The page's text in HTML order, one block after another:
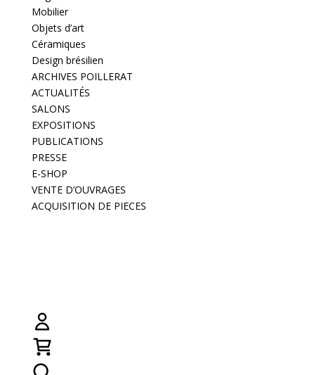
Mobilier
Objets d’art
Céramiques
Design brésilien
ARCHIVES POILLERAT
ACTUALITÉS
SALONS
EXPOSITIONS
PUBLICATIONS
PRESSE
E-SHOP
VENTE D’OUVRAGES
ACQUISITION DE PIECES